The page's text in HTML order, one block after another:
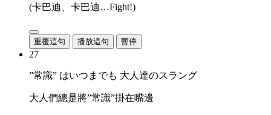
(卡巴迪、卡巴迪…Fight!)
重覆這句 播放這句 暫停
27
”常識” はいつまでも 大人達のスラング
大人們總是將”常識”掛在嘴邊